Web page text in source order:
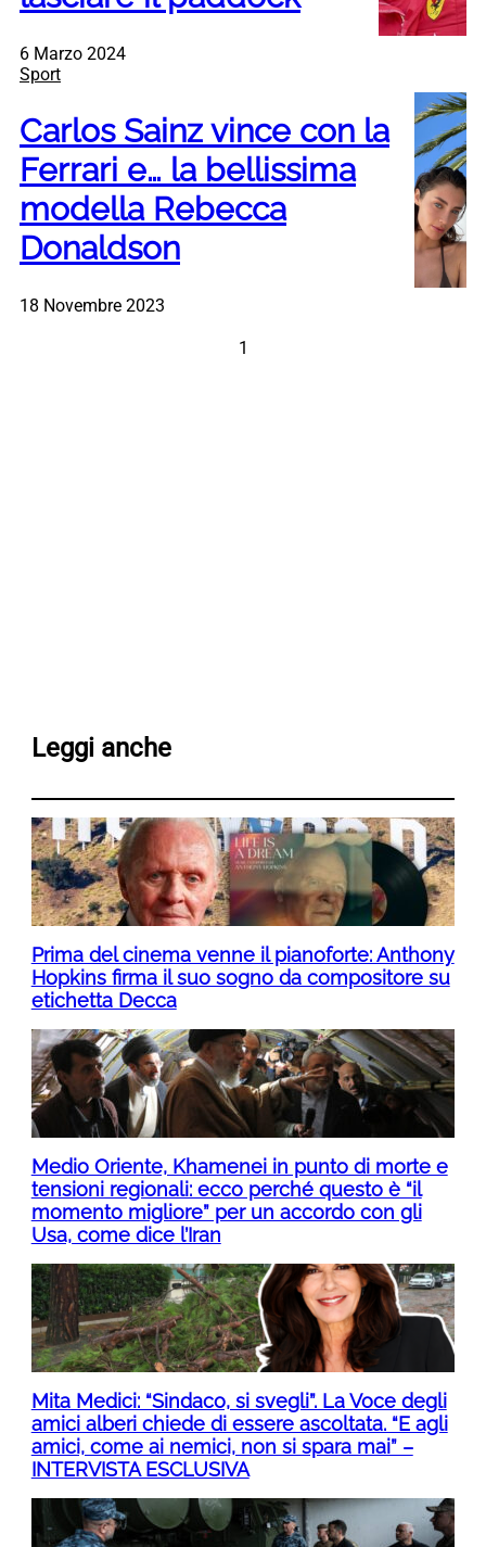
6 Marzo 2024
Sport
Carlos Sainz vince con la
Ferrari e… la bellissima
modella Rebecca
Donaldson
18 Novembre 2023
1
Leggi anche
Prima del cinema venne il pianoforte: Anthony
Hopkins firma il suo sogno da compositore su
etichetta Decca
Medio Oriente, Khamenei in punto di morte e
tensioni regionali: ecco perché questo è “il
momento migliore” per un accordo con gli
Usa, come dice l’Iran
Mita Medici: “Sindaco, si svegli”. La Voce degli
amici alberi chiede di essere ascoltata. “E agli
amici, come ai nemici, non si spara mai” –
INTERVISTA ESCLUSIVA